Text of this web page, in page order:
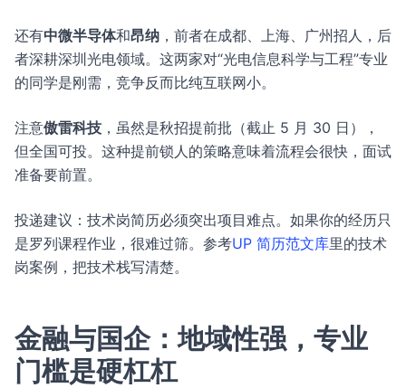
还有中微半导体和昂纳 ，前者在成都、上海、广州招人，后
者深耕深圳光电领域。这两家对“光电信息科学与工程”专业
的同学是刚需，竞争反而比纯互联网小。
注意傲雷科技 ，虽然是秋招提前批（截止 5 月 30 日），
但全国可投。这种提前锁人的策略意味着流程会很快，面试
准备要前置。
投递建议：技术岗简历必须突出项目难点。如果你的经历只
是罗列课程作业，很难过筛。参考UP 简历范文库里的技术
岗案例，把技术栈写清楚。
金融与国企：地域性强，专业
门槛是硬杠杠